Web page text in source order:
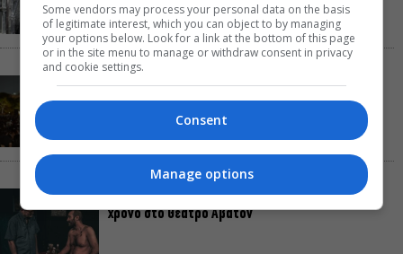
Σαββατοκύριακο χωρίς πορτοφόλι: 8 δωρεάν
εκδηλώσεις για το ΣΚ 8-9 Αυγούστου
Οι Λέξεις των Άλλων, του Μάνου Θηραίου για 3ο
χρόνο στο Θέατρο Άβατον
Some vendors may process your personal data on the basis
of legitimate interest, which you can object to by managing
your options below. Look for a link at the bottom of this page
or in the site menu to manage or withdraw consent in privacy
and cookie settings.
Consent
Manage options